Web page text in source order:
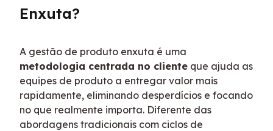
Enxuta?
metodologia centrada no cliente que ajuda as
equipes de produto a entregar valor mais
rapidamente, eliminando desperdícios e focando
no que realmente importa. Diferente das
abordagens tradicionais com ciclos de